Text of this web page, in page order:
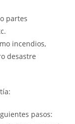
partes
incendios,
desastre
pasos: